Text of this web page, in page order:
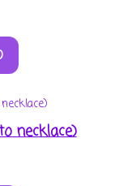
necklace)